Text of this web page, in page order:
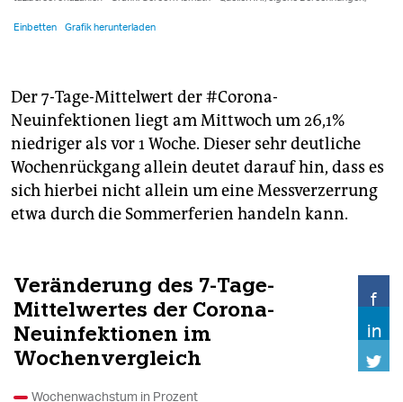
Der 7-Tage-Mittelwert der #Corona-
Neuinfektionen liegt am Mittwoch um 26,1%
niedriger als vor 1 Woche. Dieser sehr deutliche
Wochenrückgang allein deutet darauf hin, dass es
sich hierbei nicht allein um eine Messverzerrung
etwa durch die Sommerferien handeln kann.